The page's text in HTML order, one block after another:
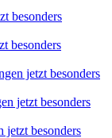
besonders
besonders
jetzt besonders
jetzt besonders
jetzt besonders